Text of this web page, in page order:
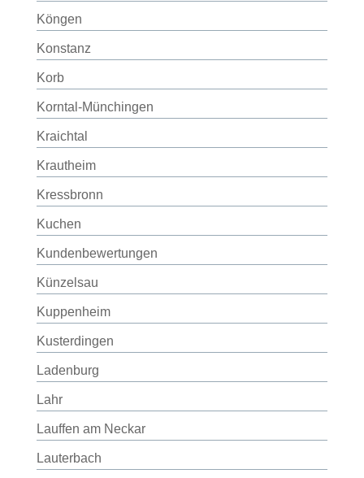
Köngen
Konstanz
Korb
Korntal-Münchingen
Kraichtal
Krautheim
Kressbronn
Kuchen
Kundenbewertungen
Künzelsau
Kuppenheim
Kusterdingen
Ladenburg
Lahr
Lauffen am Neckar
Lauterbach